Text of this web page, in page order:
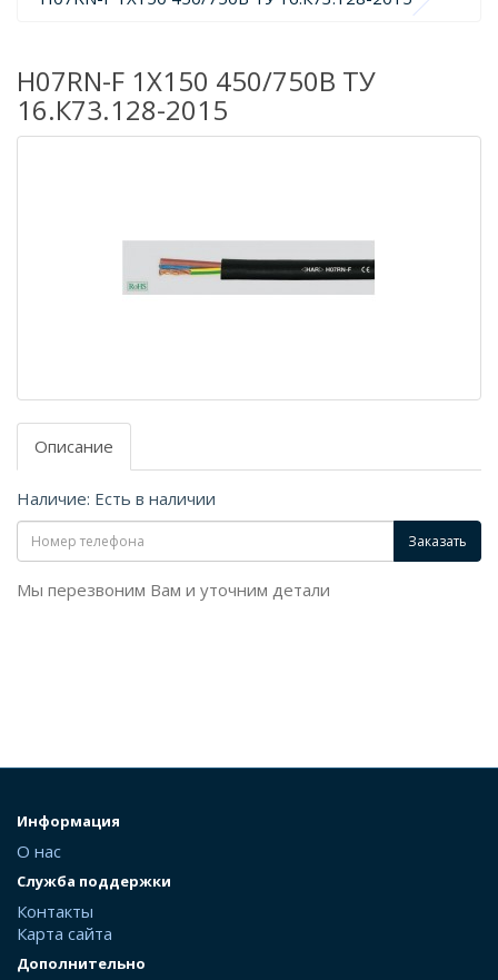
H07RN-F 1X150 450/750В ТУ
16.К73.128-2015
Описание
Наличие: Есть в наличии
Заказать
Мы перезвоним Вам и уточним детали
Информация
О нас
Служба поддержки
Контакты
Карта сайта
Дополнительно